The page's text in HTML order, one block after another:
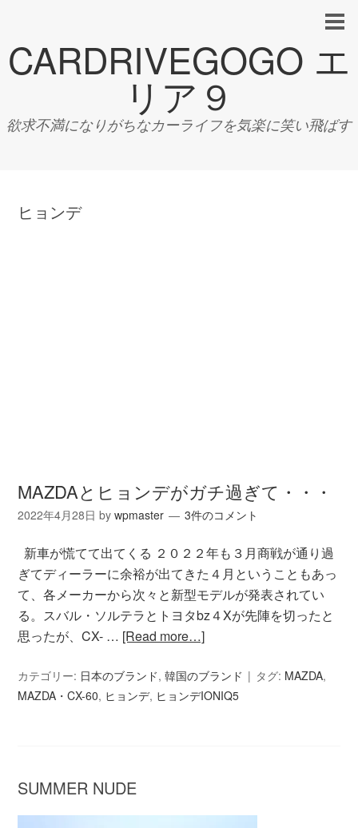
CARDRIVEGOGO エ
リア９
欲求不満になりがちなカーライフを気楽に笑い飛ばす
ヒョンデ
MAZDAとヒョンデがガチ過ぎて・・・
2022年4月28日 bywpmaster 3件のコメント
新車が慌てて出てくる ２０２２年も３月商戦が通り過
ぎてディーラーに余裕が出てきた４月ということもあっ
て、各メーカーから次々と新型モデルが発表されてい
る。スバル・ソルテラとトヨタbz４Xが先陣を切ったと
思ったが、CX- … [Read more…]
カテゴリー: 日本のブランド,韓国のブランド タグ: MAZDA,
MAZDA・CX-60, ヒョンデ, ヒョンデIONIQ5
SUMMER NUDE